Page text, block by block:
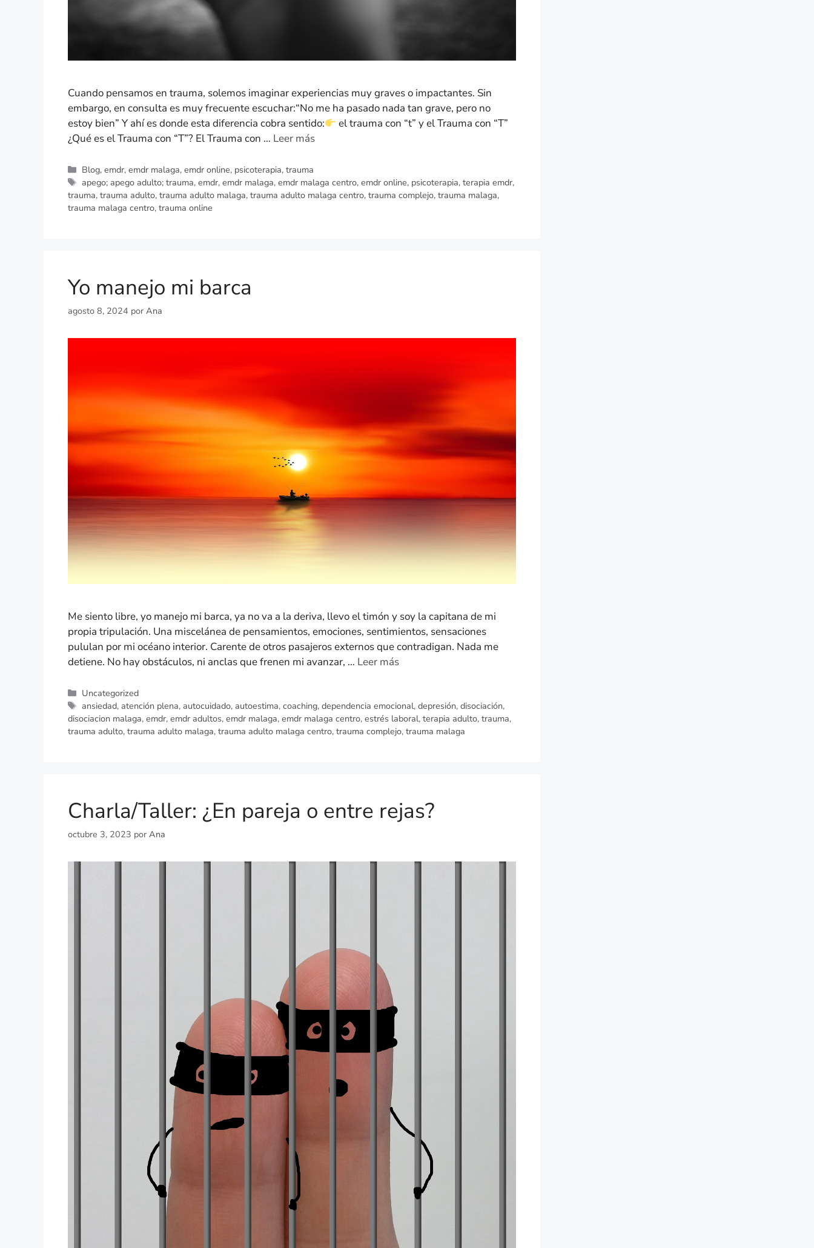
Cuando pensamos en trauma, solemos imaginar experiencias muy graves o impactantes. Sin
embargo, en consulta es muy frecuente escuchar:“No me ha pasado nada tan grave, pero no
estoy bien” Y ahí es donde esta diferencia cobra sentido:
el trauma con “t” y el Trauma con “T”
¿Qué es el Trauma con “T”? El Trauma con … Leer más
Blog,emdr,emdr malaga,emdr online, psicoterapia,trauma
apego; apego adulto; trauma,emdr,emdr malaga,emdr malaga centro,emdr online, psicoterapia,terapia emdr,
trauma, trauma adulto, trauma adulto malaga, trauma adulto malaga centro, trauma complejo, trauma malaga,
trauma malaga centro, trauma online
Yo manejo mi barca
agosto 8, 2024 por Ana
Me siento libre, yo manejo mi barca, ya no va a la deriva, llevo el timón y soy la capitana de mi
propia tripulación. Una miscelánea de pensamientos, emociones, sentimientos, sensaciones
pululan por mi océano interior. Carente de otros pasajeros externos que contradigan. Nada me
detiene. No hay obstáculos, ni anclas que frenen mi avanzar, … Leer más
Uncategorized
ansiedad,atención plena,autocuidado,autoestima,coaching,dependencia emocional,depresión,disociación,
disociacion malaga, emdr, emdr adultos, emdr malaga, emdr malaga centro, estrés laboral, terapia adulto, trauma,
trauma adulto, trauma adulto malaga, trauma adulto malaga centro, trauma complejo, trauma malaga
Charla/Taller: ¿En pareja o entre rejas?
octubre 3, 2023 por Ana